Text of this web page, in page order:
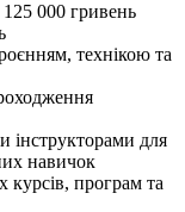
000 гривень
технікою та
інструкторами для
навичок
курсів, програм та